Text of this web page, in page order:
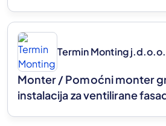
Termin Monting j.d.o.o.
Monter / Pomoćni monter
instalacija za ventilirane